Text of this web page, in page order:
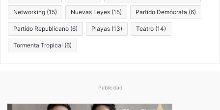
Networking (15) Nuevas Leyes (15) Partido Demócrata (6)
Partido Republicano (6) Playas (13) Teatro (14)
Tormenta Tropical (6)
Publicidad